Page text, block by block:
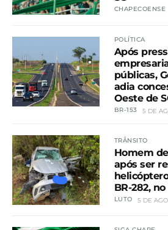
CHAPECOENSE
POLÍTICA
Após
públicas,
adia
Oeste de
BR-153 5 DE
TRÂNSITO
Homem
após ser
BR-282,
LUTO 5 DE